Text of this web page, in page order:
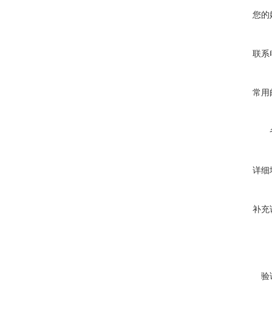
您的
联系
常用
详细
补充
验